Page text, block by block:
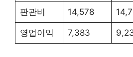
판관비 14,578
영업이익 7,383